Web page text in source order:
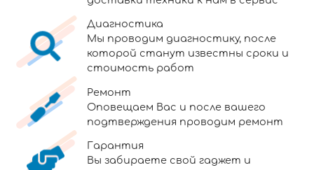
Диагностика
Мы проводим диагностику, после
которой станут известны сроки и
стоимость работ
Ремонт
Оповещаем Вас и после вашего
подтверждения проводим ремонт
Гарантия
Вы забираете свой гаджет и